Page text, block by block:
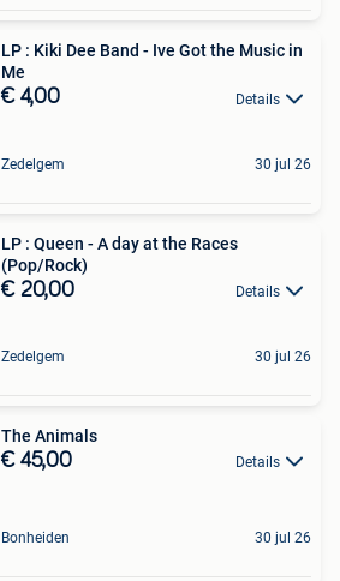
LP : Kiki Dee Band - Ive Got the Music in
Me
€ 4,00 Details
Zedelgem 30 jul 26
LP : Queen - A day at the Races
(Pop/Rock)
€ 20,00 Details
Zedelgem 30 jul 26
The Animals
€ 45,00 Details
Bonheiden 30 jul 26